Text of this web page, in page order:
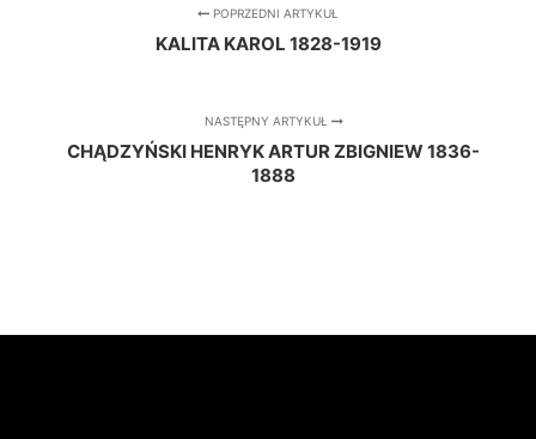
POPRZEDNI ARTYKUŁ
KALITA KAROL 1828-1919
NASTĘPNY ARTYKUŁ
CHĄDZYŃSKI HENRYK ARTUR ZBIGNIEW 1836-
1888